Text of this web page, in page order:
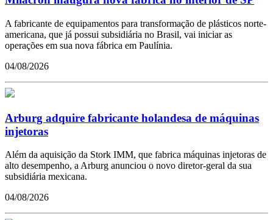
A fabricante de equipamentos para transformação de plásticos norte-
americana, que já possui subsidiária no Brasil, vai iniciar as
operações em sua nova fábrica em Paulínia.
04/08/2026
Arburg adquire fabricante holandesa de máquinas
injetoras
Além da aquisição da Stork IMM, que fabrica máquinas injetoras de
alto desempenho, a Arburg anunciou o novo diretor-geral da sua
subsidiária mexicana.
04/08/2026